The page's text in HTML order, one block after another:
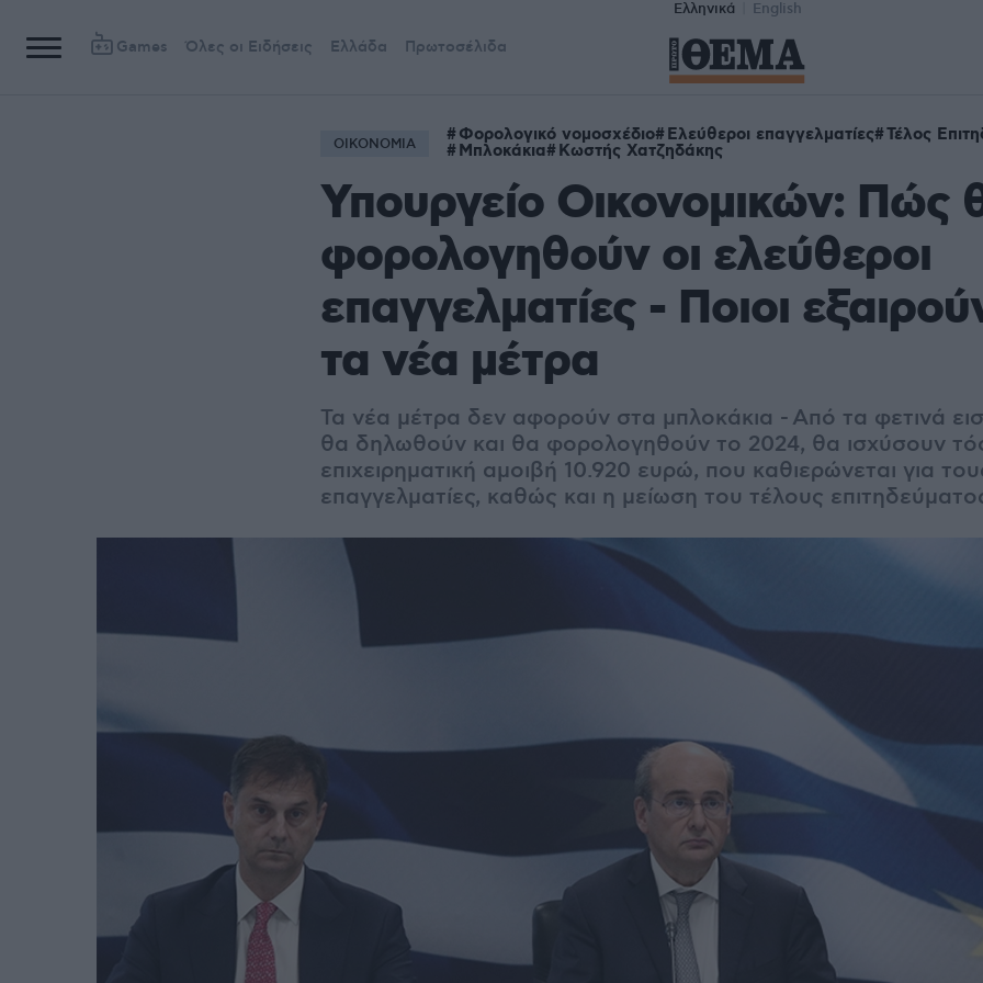
Ελληνικά English
Games Όλες οι Ειδήσεις Ελλάδα Πρωτοσέλιδα
ΟΙΚΟΝΟΜΙΑ Φορολογικό νομοσχέδιο Ελεύθεροι επαγγελματίες Τέλος
Μπλοκάκια Κωστής Χατζηδάκης
Υπουργείο Οικονομικών: Πώς
φορολογηθούν οι ελεύθεροι
επαγγελματίες - Ποιοι
τα νέα μέτρα
Τα νέα μέτρα δεν αφορούν στα μπλοκάκια - Από τα φετινά
θα δηλωθούν και θα φορολογηθούν το 2024, θα ισχύσουν
επιχειρηματική αμοιβή 10.920 ευρώ, που καθιερώνεται για
επαγγελματίες, καθώς και η μείωση του τέλους